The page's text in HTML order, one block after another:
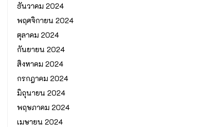
ธันวาคม 2024
พฤศจิกายน 2024
ตุลาคม 2024
กันยายน 2024
สิงหาคม 2024
กรกฎาคม 2024
มิถุนายน 2024
พฤษภาคม 2024
เมษายน 2024